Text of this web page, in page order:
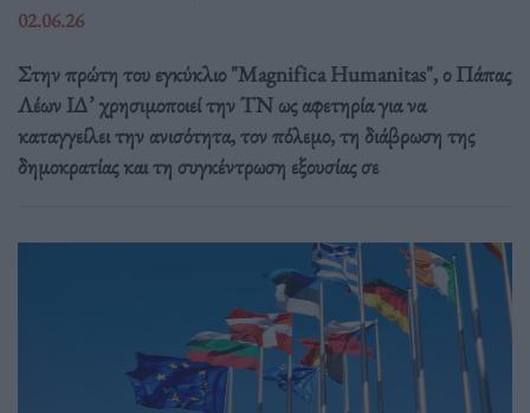
02.06.26
Στην πρώτη του εγκύκλιο "Magnifica Humanitas", ο Πάπας
Λέων ΙΔ’ χρησιμοποιεί την ΤΝ ως αφετηρία για να
καταγγείλει την ανισότητα, τον πόλεμο, τη διάβρωση της
δημοκρατίας και τη συγκέντρωση εξουσίας σε